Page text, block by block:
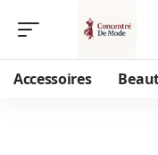
Accessoires